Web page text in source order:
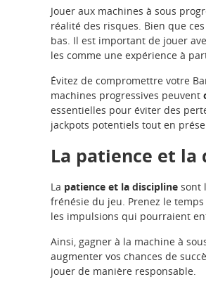
Jouer aux machines à sous
réalité des risques. Bien que
bas. Il est important de jouer
les comme une expérience à
Évitez de compromettre votre
machines progressives peuvent
essentielles pour éviter des
jackpots potentiels tout en
La patience et la
La patience et la discipline sont
frénésie du jeu. Prenez le
les impulsions qui pourraient
Ainsi, gagner à la machine à
augmenter vos chances de
jouer de manière responsable.